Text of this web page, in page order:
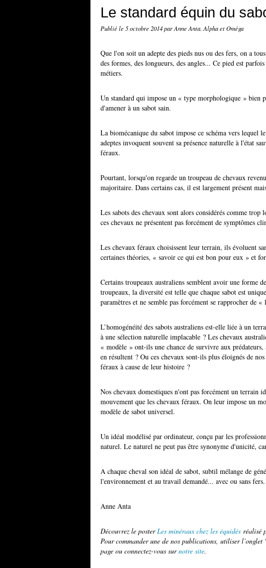
Le standard équin du
Publié le 5 octobre 2014par Anne Anta. Alpha et Oméga
Que l'on soit un adepte des pieds nus ou des fers, on a
des formes, des longueurs, des angles... Ce pied est
métiers.
Un standard qui impose un « type morphologique » bien
d'amener à un sabot sain.
La biomécanique du sabot impose ce schéma vers lequel
adeptes invoquent souvent sa présence naturelle à l'état
féraux.
Pourtant, lorsqu'on regarde un troupeau de chevaux
majoritaire. Dans certains cas, il est largement présent
Les sabots des chevaux sont alors considérés comme
ces chevaux ne présentent pas forcément de symptômes
Les chevaux féraux choisissent leur terrain, ils évoluent
certaines théories, « savoir ce qui est bon pour eux » et
Certains troupeaux australiens semblent avoir une forme
troupeaux, la diversité est telle que chaque sabot est
paramètres et ne semble pas forcément se rapprocher de
L’homogénéité des sabots australiens est-elle liée à un
à une sélection naturelle implacable ? Les chevaux
« modèle » ont-ils une chance de survivre aux
en résultent ? Ou ces chevaux sont-ils plus éloignés de
féraux à cause de leur histoire ?
Nos chevaux domestiques n'ont pas forcément un terrain
mouvement que les chevaux féraux. On leur impose un
modèle de sabot universel.
Un idéal modélisé par ordinateur, conçu par les
naturel. Le naturel ne peut pas être synonyme d'unicité,
A chaque cheval son idéal de sabot, subtil mélange de
l'environnement et au travail demandé... avec ou sans fers.
Anne Anta
Découvrez le posterLes minéraux chez les équidés réalisé
Pour commander une de nos publications, utiliser
page ou connectez-vous surnotre site.